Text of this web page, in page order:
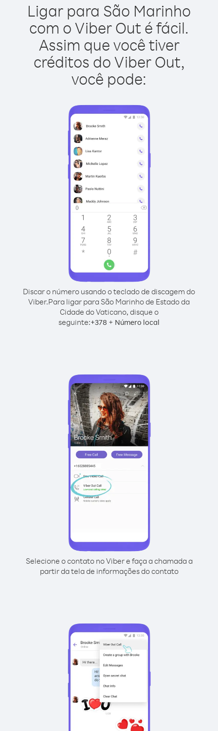
Ligar para São Marinho
com o Viber Out é fácil.
Assim que você tiver
créditos do Viber Out,
você pode:
Discar o número usando o teclado de discagem do
Viber.Para ligar para São Marinho de Estado da
Cidade do Vaticano, disque o
seguinte:+378 + Número local
Selecione o contato no Viber e faça a chamada a
partir da tela de informações do contato